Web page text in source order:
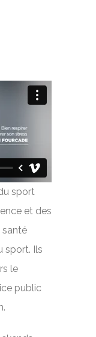
sport
et des
santé
sport. Ils
le
public